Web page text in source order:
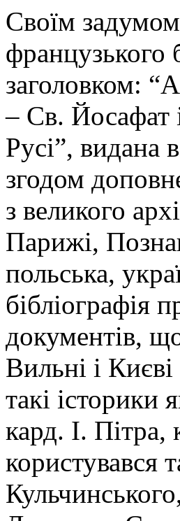
Своїм
французького
заголовком:
– Св. Йосафат
Русі”, видана
згодом
з великого
Парижі,
польська,
бібліографія
документів,
Вильні і
такі історики
кард. І.
користувався